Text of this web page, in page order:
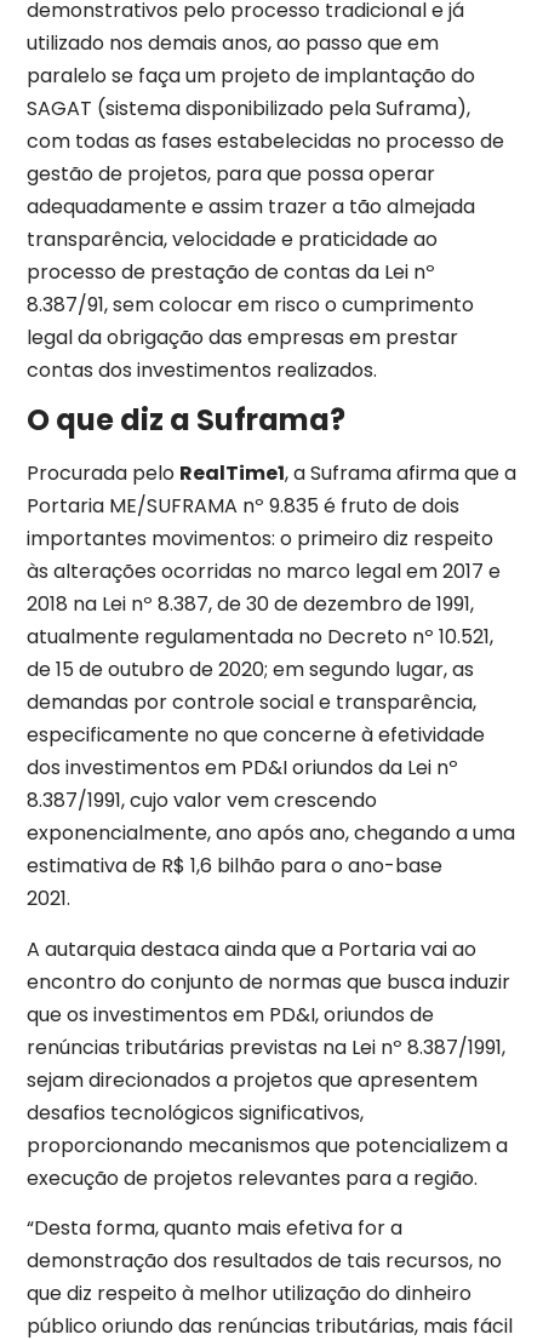
demonstrativos pelo processo tradicional e já
utilizado nos demais anos, ao passo que em
paralelo se faça um projeto de implantação do
SAGAT (sistema disponibilizado pela Suframa),
com todas as fases estabelecidas no processo de
gestão de projetos, para que possa operar
adequadamente e assim trazer a tão almejada
transparência, velocidade e praticidade ao
processo de prestação de contas da Lei nº
8.387/91, sem colocar em risco o cumprimento
legal da obrigação das empresas em prestar
contas dos investimentos realizados.
O que diz a Suframa?
Procurada pelo RealTime1, a Suframa afirma que a
Portaria ME/SUFRAMA nº 9.835 é fruto de dois
importantes movimentos: o primeiro diz respeito
às alterações ocorridas no marco legal em 2017 e
2018 na Lei nº 8.387, de 30 de dezembro de 1991,
atualmente regulamentada no Decreto nº 10.521,
de 15 de outubro de 2020; em segundo lugar, as
demandas por controle social e transparência,
especificamente no que concerne à efetividade
dos investimentos em PD&I oriundos da Lei nº
8.387/1991, cujo valor vem crescendo
exponencialmente, ano após ano, chegando a uma
estimativa de R$ 1,6 bilhão para o ano-base
2021.
A autarquia destaca ainda que a Portaria vai ao
encontro do conjunto de normas que busca induzir
que os investimentos em PD&I, oriundos de
renúncias tributárias previstas na Lei nº 8.387/1991,
sejam direcionados a projetos que apresentem
desafios tecnológicos significativos,
proporcionando mecanismos que potencializem a
execução de projetos relevantes para a região.
“Desta forma, quanto mais efetiva for a
demonstração dos resultados de tais recursos, no
que diz respeito à melhor utilização do dinheiro
público oriundo das renúncias tributárias, mais fácil